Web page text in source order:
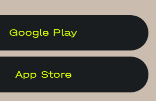
Google Play
App Store